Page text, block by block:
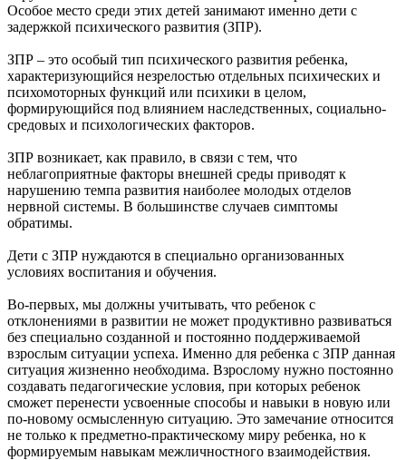
Особое место среди этих детей занимают именно дети с
задержкой психического развития (ЗПР).
ЗПР – это особый тип психического развития ребенка,
характеризующийся незрелостью отдельных психических и
психомоторных функций или психики в целом,
формирующийся под влиянием наследственных, социально-
средовых и психологических факторов.
ЗПР возникает, как правило, в связи с тем, что
неблагоприятные факторы внешней среды приводят к
нарушению темпа развития наиболее молодых отделов
нервной системы. В большинстве случаев симптомы
обратимы.
Дети с ЗПР нуждаются в специально организованных
условиях воспитания и обучения.
Во-первых, мы должны учитывать, что ребенок с
отклонениями в развитии не может продуктивно развиваться
без специально созданной и постоянно поддерживаемой
взрослым ситуации успеха. Именно для ребенка с ЗПР данная
ситуация жизненно необходима. Взрослому нужно постоянно
создавать педагогические условия, при которых ребенок
сможет перенести усвоенные способы и навыки в новую или
по-новому осмысленную ситуацию. Это замечание относится
не только к предметно-практическому миру ребенка, но к
формируемым навыкам межличностного взаимодействия.